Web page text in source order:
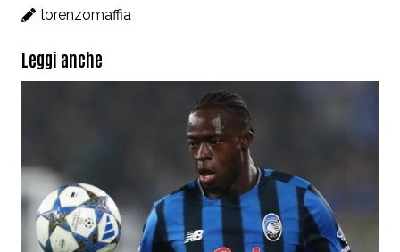
lorenzomaffia
Leggi anche